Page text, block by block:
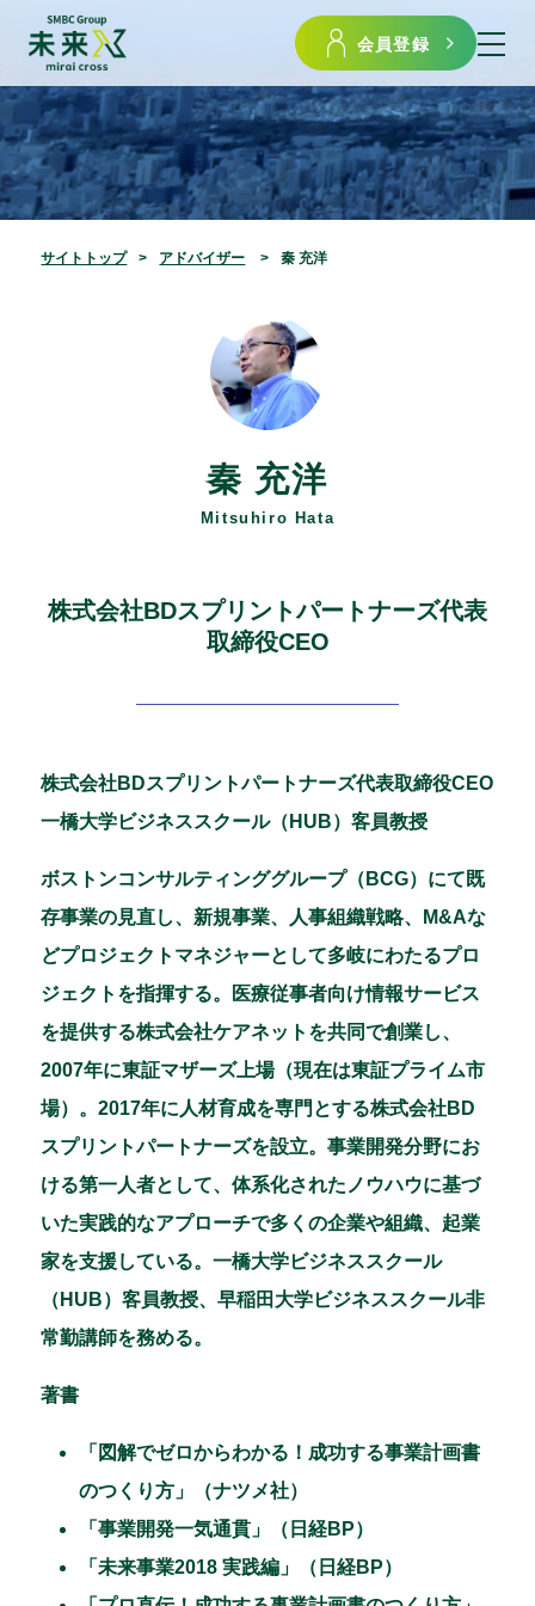
会員登録
サイトトップ アドバイザー 秦 充洋
秦 充洋
Mitsuhiro Hata
株式会社BDスプリントパートナーズ代表
取締役CEO
株式会社BDスプリントパートナーズ代表取締役CEO
一橋大学ビジネススクール（HUB）客員教授
ボストンコンサルティンググループ（BCG）にて既
存事業の見直し、新規事業、人事組織戦略、M&Aな
どプロジェクトマネジャーとして多岐にわたるプロ
ジェクトを指揮する。医療従事者向け情報サービス
を提供する株式会社ケアネットを共同で創業し、
2007年に東証マザーズ上場（現在は東証プライム市
場）。2017年に人材育成を専門とする株式会社BD
スプリントパートナーズを設立。事業開発分野にお
ける第一人者として、体系化されたノウハウに基づ
いた実践的なアプローチで多くの企業や組織、起業
家を支援している。一橋大学ビジネススクール
（HUB）客員教授、早稲田大学ビジネススクール非
常勤講師を務める。
著書
「図解でゼロからわかる！成功する事業計画書
のつくり方」（ナツメ社）
「事業開発一気通貫」（日経BP）
「未来事業2018 実践編」（日経BP）